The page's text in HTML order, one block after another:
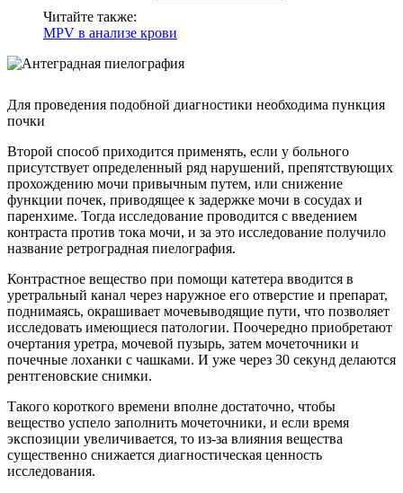
Читайте также:
MPV в анализе крови
Для проведения подобной диагностики необходима пункция
почки
Второй способ приходится применять, если у больного
присутствует определенный ряд нарушений, препятствующих
прохождению мочи привычным путем, или снижение
функции почек, приводящее к задержке мочи в сосудах и
паренхиме. Тогда исследование проводится с введением
контраста против тока мочи, и за это исследование получило
название ретроградная пиелография.
Контрастное вещество при помощи катетера вводится в
уретральный канал через наружное его отверстие и препарат,
поднимаясь, окрашивает мочевыводящие пути, что позволяет
исследовать имеющиеся патологии. Поочередно приобретают
очертания уретра, мочевой пузырь, затем мочеточники и
почечные лоханки с чашками. И уже через 30 секунд делаются
рентгеновские снимки.
Такого короткого времени вполне достаточно, чтобы
вещество успело заполнить мочеточники, и если время
экспозиции увеличивается, то из-за влияния вещества
существенно снижается диагностическая ценность
исследования.